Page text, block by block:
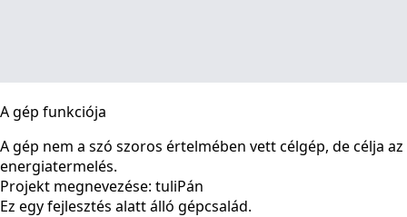
A gép funkciója
A gép nem a szó szoros értelmében vett célgép, de célja az
energiatermelés.
Projekt megnevezése: tuliPán
Ez egy fejlesztés alatt álló gépcsalád.